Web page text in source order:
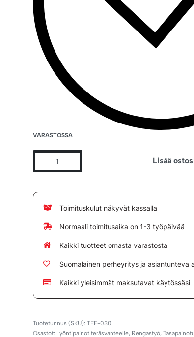
VARASTOSSA
Lisää
Toimituskulut näkyvät kassalla
Normaali toimitusaika on 1-3 työpäivää
Kaikki tuotteet omasta varastosta
Suomalainen perheyritys ja asiantunteva
Kaikki yleisimmät maksutavat käytössäsi
TFE-030
Osastot: Lyöntipainot teräsvanteelle, Rengastyö,